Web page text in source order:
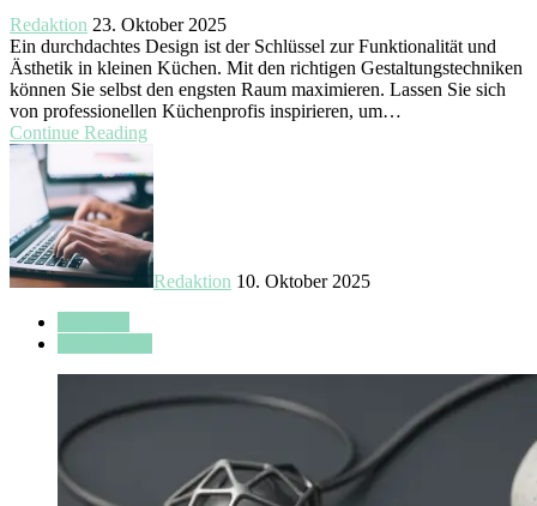
Redaktion 23. Oktober 2025
Ein durchdachtes Design ist der Schlüssel zur Funktionalität und
Ästhetik in kleinen Küchen. Mit den richtigen Gestaltungstechniken
können Sie selbst den engsten Raum maximieren. Lassen Sie sich
von professionellen Küchenprofis inspirieren, um…
Continue Reading
Redaktion 10. Oktober 2025